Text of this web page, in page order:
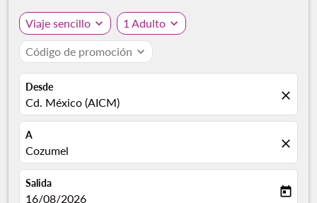
Viaje sencillo expand_more 1 Adulto expand_more
Código de promoción expand_more
Desde
Cd. México (AICM) close
A
Cozumel close
Salida
fc-booking-departure-date-aria-label
16/08/2026 today